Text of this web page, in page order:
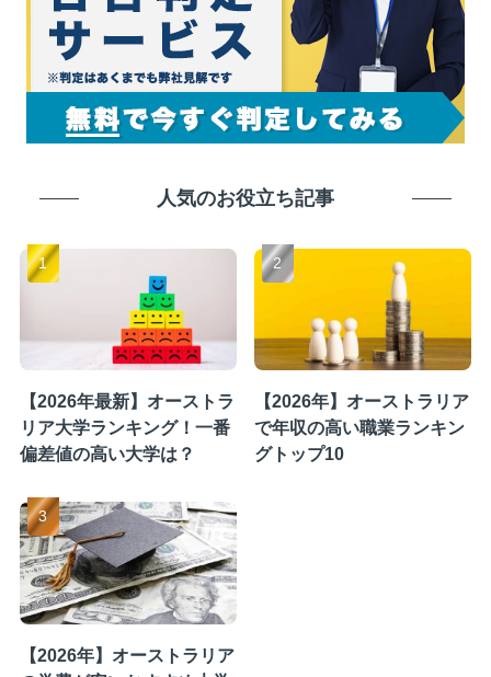
人気のお役立ち記事
【2026年最新】オーストラ
リア大学ランキング！一番
偏差値の高い大学は？
【2026年】オーストラリア
で年収の高い職業ランキン
グトップ10
【2026年】オーストラリア